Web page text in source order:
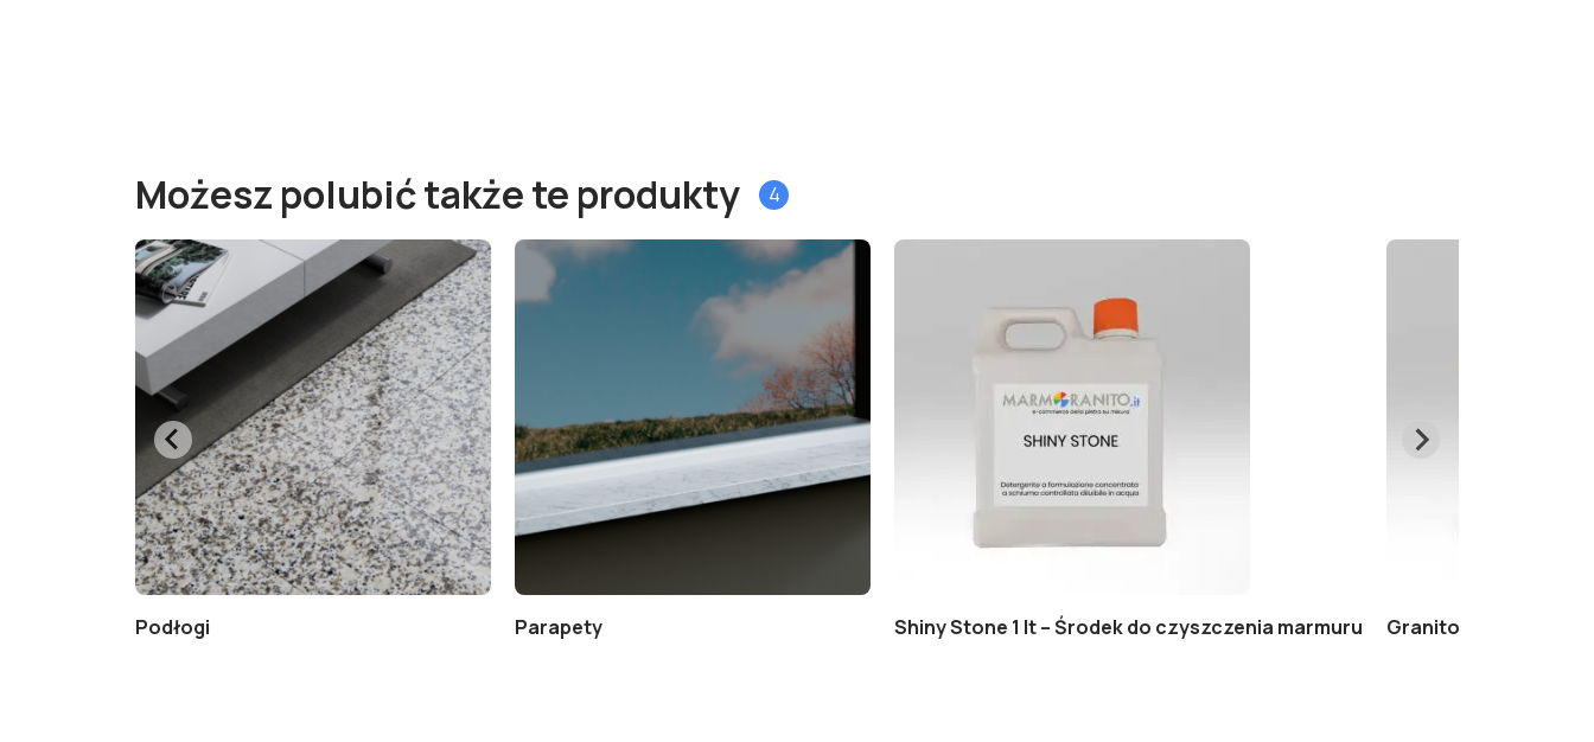
Możesz polubić także te produkty 4
Podłogi Parapety Shiny Stone 1 lt – Środek do czyszczenia marmuru Granito Ultra+ 1 lt –